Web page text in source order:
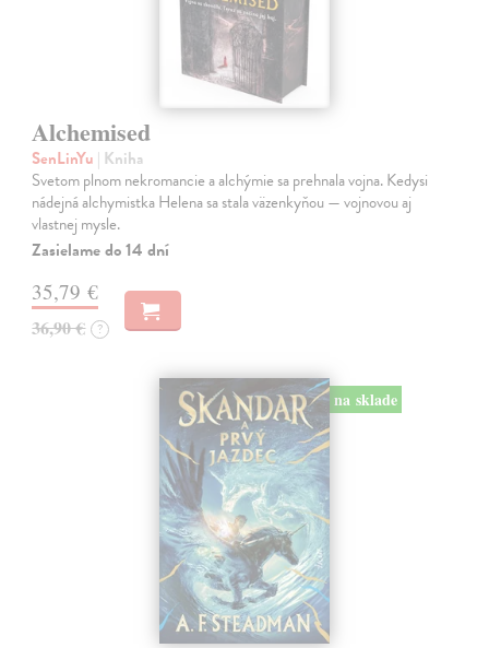
Alchemised
SenLinYu | Kniha
Svetom plnom nekromancie a alchýmie sa prehnala vojna. Kedysi
nádejná alchymistka Helena sa stala väzenkyňou — vojnovou aj
vlastnej mysle.
Zasielame do 14 dní
35,79 €
36,90 € ?
na sklade